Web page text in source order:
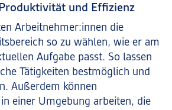
und Effizienz
Arbeitnehmer:innen die
so zu wählen, wie er am
Aufgabe passt. So lassen
Tätigkeiten bestmöglich und
Außerdem können
einer Umgebung arbeiten, die